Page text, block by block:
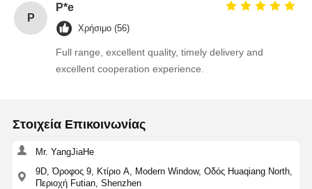
Χαμηλός ρυθμιστής εγκατάλειψης
διπολική κρυσταλλολυχνία συνδέσεων
P
P*e
Χρήσιμο (56)
Full range, excellent quality, timely delivery and
excellent cooperation experience.
Στοιχεία Επικοινωνίας
Mr. YangJiaHe
9D, Όροφος 9, Κτίριο A, Modern Window, Οδός Huaqiang North,
Περιοχή Futian, Shenzhen